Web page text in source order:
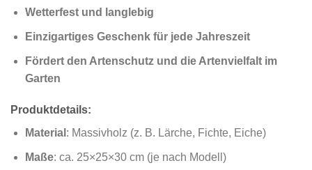
Wetterfest und langlebig
Einzigartiges Geschenk für jede Jahreszeit
Fördert den Artenschutz und die Artenvielfalt im
Garten
Produktdetails:
Material : Massivholz (z. B. Lärche, Fichte, Eiche)
Maße: ca. 25×25×30 cm (je nach Modell)